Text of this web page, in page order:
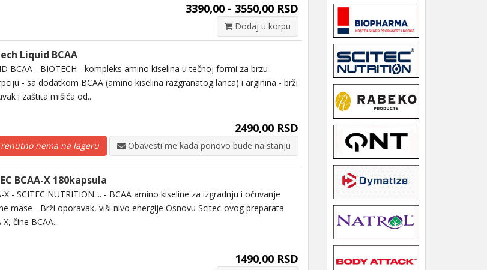
3390,00 - 3550,00 RSD
Dodaj u korpu
Liquid BCAA
BCAA - BIOTECH - kompleks amino kiselina u tečnoj formi za brzu
- sa dodatkom BCAA (amino kiselina razgranatog lanca) i arginina - brži
i zaštita mišića od...
2490,00 RSD
nema na lageru Obavesti me kada ponovo bude na stanju
BCAA-X 180kapsula
X - SCITEC NUTRITION.... - BCAA amino kiseline za izgradnju i očuvanje
mase - Brži oporavak, viši nivo energije Osnovu Scitec-ovog preparata
X, čine BCAA...
1490,00 RSD